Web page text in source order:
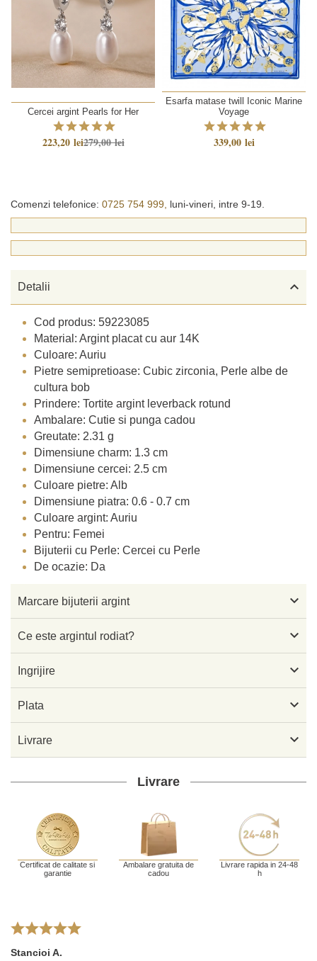
Cercei argint Pearls for Her
223,20 lei279,00 lei
Esarfa matase twill Iconic Marine
Voyage
339,00 lei
Comenzi telefonice: 0725 754 999, luni-vineri, intre 9-19.
Detalii 
Cod produs: 59223085
Material: Argint placat cu aur 14K
Culoare: Auriu
Pietre semipretioase: Cubic zirconia, Perle albe de
cultura bob
Prindere: Tortite argint leverback rotund
Ambalare: Cutie si punga cadou
Greutate: 2.31 g
Dimensiune charm: 1.3 cm
Dimensiune cercei: 2.5 cm
Culoare pietre: Alb
Dimensiune piatra: 0.6 - 0.7 cm
Culoare argint: Auriu
Pentru: Femei
Bijuterii cu Perle: Cercei cu Perle
De ocazie: Da
Marcare bijuterii argint 
Ce este argintul rodiat? 
Ingrijire 
Plata 
Livrare 
Livrare
Certificat de calitate si
garantie
Ambalare gratuita de
cadou
Livrare rapida in 24-48
h
Stancioi A.